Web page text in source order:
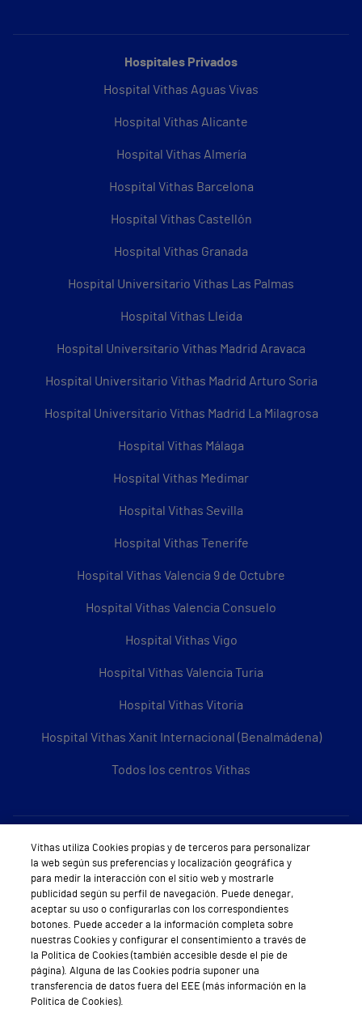
Hospitales Privados
Hospital Vithas Aguas Vivas
Hospital Vithas Alicante
Hospital Vithas Almería
Hospital Vithas Barcelona
Hospital Vithas Castellón
Hospital Vithas Granada
Hospital Universitario Vithas Las Palmas
Hospital Vithas Lleida
Hospital Universitario Vithas Madrid Aravaca
Hospital Universitario Vithas Madrid Arturo Soria
Hospital Universitario Vithas Madrid La Milagrosa
Hospital Vithas Málaga
Hospital Vithas Medimar
Hospital Vithas Sevilla
Hospital Vithas Tenerife
Hospital Vithas Valencia 9 de Octubre
Hospital Vithas Valencia Consuelo
Hospital Vithas Vigo
Hospital Vithas Valencia Turia
Hospital Vithas Vitoria
Hospital Vithas Xanit Internacional (Benalmádena)
Todos los centros Vithas
Sobre Vithas
Quiénes somos
Trabajar en Vithas
Teléfono Cita Médica
Teléfono Atención al Cliente
Política de seguridad y salud en el trabajo
Vithas utiliza Cookies propias y de terceros para personalizar
la web según sus preferencias y localización geográfica y
para medir la interacción con el sitio web y mostrarle
publicidad según su perfil de navegación. Puede denegar,
aceptar su uso o configurarlas con los correspondientes
botones. Puede acceder a la información completa sobre
nuestras Cookies y configurar el consentimiento a través de
la Política de Cookies (también accesible desde el pie de
página). Alguna de las Cookies podría suponer una
transferencia de datos fuera del EEE (más información en la
Política de Cookies).